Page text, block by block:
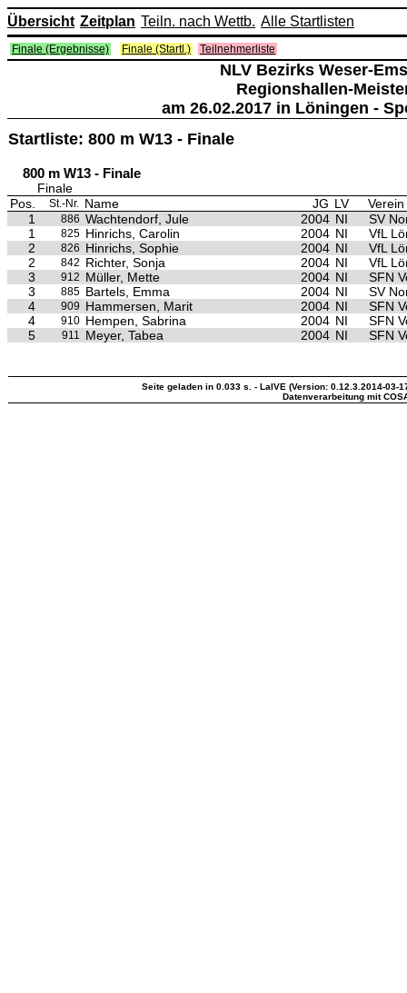
Übersicht Zeitplan Teiln. nach Wettb. Alle Startlisten
Finale (Ergebnisse) Finale (Startl.) Teilnehmerliste
NLV Bezirks Weser-
Regionshallen-
am 26.02.2017 in Löningen -
Startliste: 800 m W13 - Finale
800 m W13 - Finale
Finale
Pos.
St.-Nr. Name JG LV
Verein
1
886 Wachtendorf, Jule 2004 NI
SV
1
825 Hinrichs, Carolin 2004 NI
VfL
2
826 Hinrichs, Sophie 2004 NI
VfL
2
842 Richter, Sonja 2004 NI
VfL
3
912 Müller, Mette 2004 NI
SFN
3
885 Bartels, Emma 2004 NI
SV
4
909 Hammersen, Marit 2004 NI
SFN
4
910 Hempen, Sabrina 2004 NI
SFN
5
911 Meyer, Tabea 2004 NI SFN
Seite geladen in 0.033 s. - LaIVE (Version: 0.12.3.2014-03-
Datenverarbeitung mit